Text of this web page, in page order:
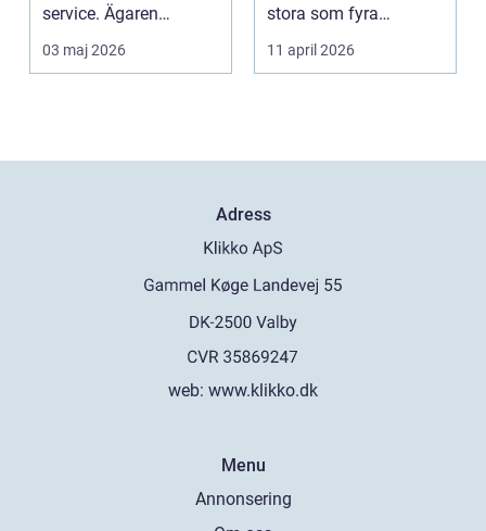
service. Ägaren
behöver också ha kol...
03 maj 2026
stora som fyra
handflator avgör
11 april 2026
Adress
web: www.klikko.dk
Menu
Annonsering